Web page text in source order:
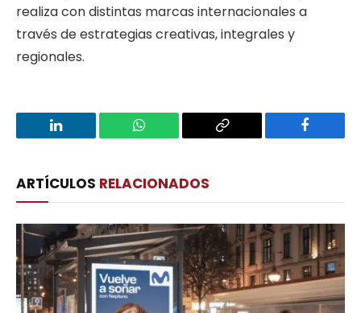
realiza con distintas marcas internacionales a
través de estrategias creativas, integrales y
regionales.
LinkedIn WhatsApp
Copy
Facebook
ARTÍCULOS RELACIONADOS